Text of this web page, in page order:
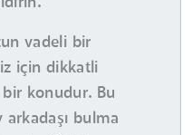
vadeli bir
için dikkatli
konudur. Bu
arkadaşı bulma